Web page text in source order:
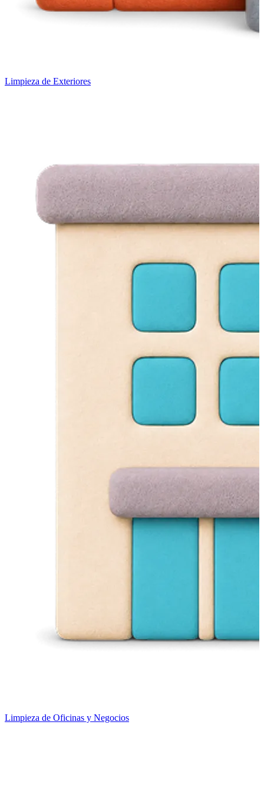
Limpieza de Exteriores
Limpieza de Oficinas y Negocios